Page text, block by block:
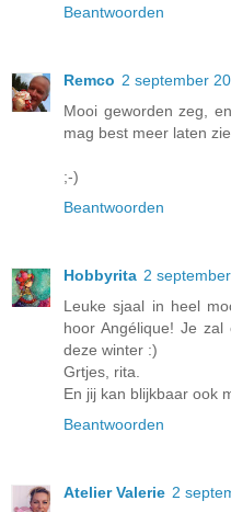
Beantwoorden
Remco 2 september
Mooi geworden zeg,
mag best meer laten
;-)
Beantwoorden
Hobbyrita 2
Leuke sjaal in heel
hoor Angélique! Je
deze winter :)
Grtjes, rita.
En jij kan blijkbaar ook
Beantwoorden
Atelier Valerie 2